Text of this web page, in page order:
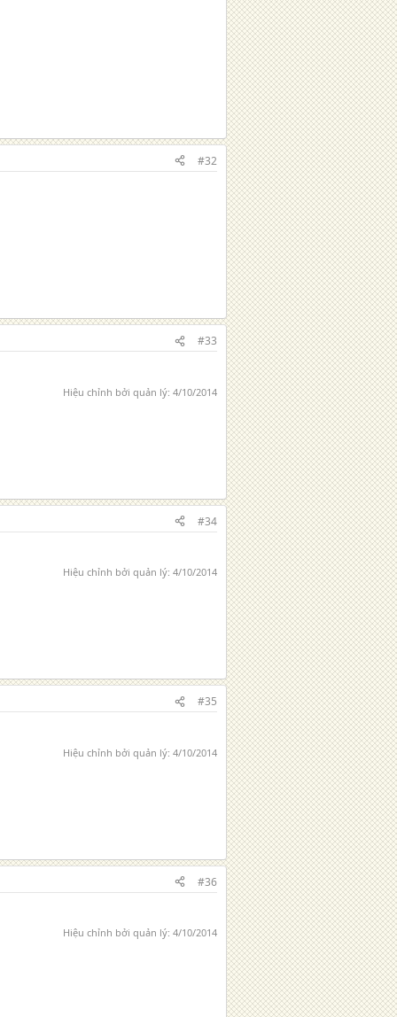
#32
#33
Hiệu chỉnh bởi quản lý: 4/10/2014
#34
Hiệu chỉnh bởi quản lý: 4/10/2014
#35
Hiệu chỉnh bởi quản lý: 4/10/2014
#36
Hiệu chỉnh bởi quản lý: 4/10/2014